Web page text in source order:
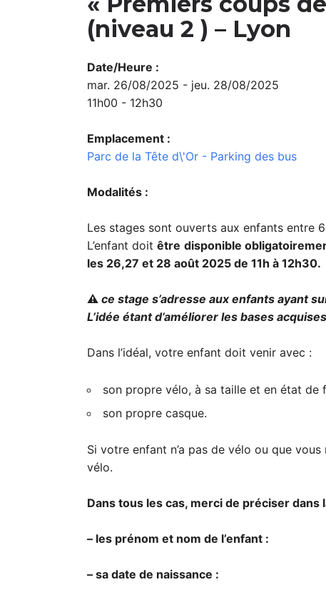
(niveau 2 ) – Lyon
Date/Heure :
mar. 26/08/2025 - jeu. 28/08/2025
11h00 - 12h30
Emplacement :
Parc de la Tête d\'Or - Parking des bus
Modalités :
Les stages sont ouverts aux enfants entre
L’enfant doit être disponible
les 26,27 et 28 août 2025 de 11h à 12h30.
⚠ ce stage s’adresse aux enfants ayant
L’idée étant d’améliorer les bases
Dans l’idéal, votre enfant doit venir avec :
son propre vélo, à sa taille et en état de
son propre casque.
Si votre enfant n’a pas de vélo ou que
vélo.
Dans tous les cas, merci de préciser
– les prénom et nom de l’enfant :
– sa date de naissance :